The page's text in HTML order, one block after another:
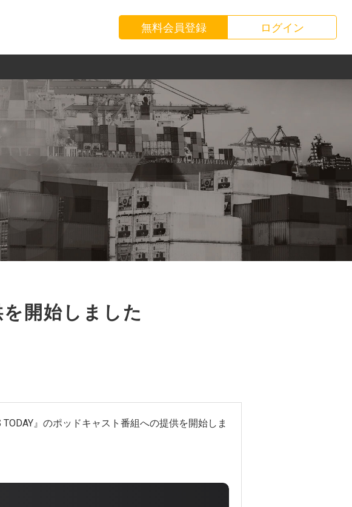
無料会員登録
運送会社様
荷主様
ログイン
お問い合わせ
方に
。
ちらから開始しました
』のポッドキャスト番組への提供を開始しま